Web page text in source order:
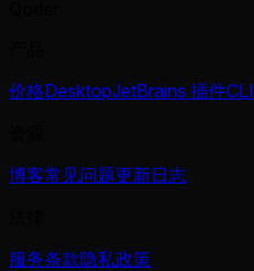
价格DesktopJetBrains 插件CLI
博客常见问题更新日志
服务条款隐私政策